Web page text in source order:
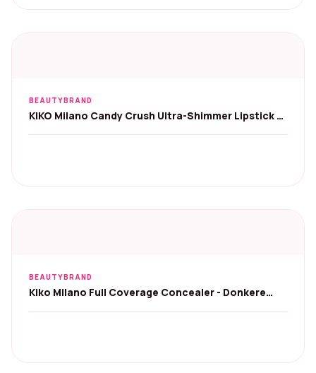
BEAUTYBRAND
KIKO Milano Candy Crush Ultra-Shimmer Lipstick -
BEAUTYBRAND
Kiko Milano Full Coverage Concealer - Donkere